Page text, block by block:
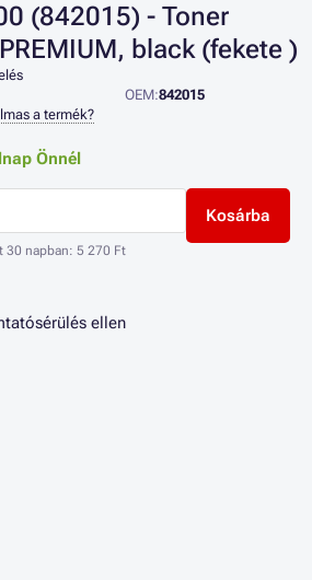
(842015) - Toner
black (fekete )
OEM:842015
a termék?
Önnél
Kosárba
30 napban: 5 270 Ft
ellen